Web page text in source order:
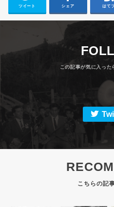
ツイート シェア はて